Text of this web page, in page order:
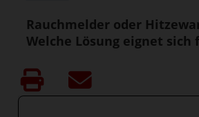
Rauchmelder oder
Welche Lösung eignet sich